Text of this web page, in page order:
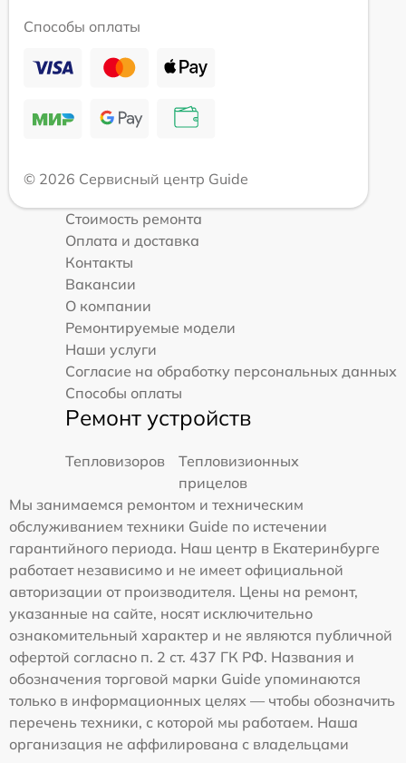
Способы оплаты
© 2026 Сервисный центр Guide
Стоимость ремонта
Оплата и доставка
Контакты
Вакансии
О компании
Ремонтируемые модели
Наши услуги
Согласие на обработку персональных данных
Способы оплаты
Ремонт устройств
Тепловизоров
Тепловизионных
прицелов
Мы занимаемся ремонтом и техническим
обслуживанием техники Guide по истечении
гарантийного периода. Наш центр в Екатеринбурге
работает независимо и не имеет официальной
авторизации от производителя. Цены на ремонт,
указанные на сайте, носят исключительно
ознакомительный характер и не являются публичной
офертой согласно п. 2 ст. 437 ГК РФ. Названия и
обозначения торговой марки Guide упоминаются
только в информационных целях — чтобы обозначить
перечень техники, с которой мы работаем. Наша
организация не аффилирована с владельцами